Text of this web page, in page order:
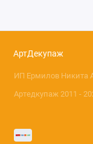
АртДекупаж
ИП Ермилов Никита
Артедкупаж 2011 -